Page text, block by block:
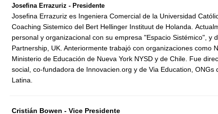
Josefina Errazuriz - Presidente
Josefina Errazuriz es Ingeniera Comercial de la Universidad
Coaching Sistemico del Bert Hellinger Instituut de Holanda.
personal y organizacional con su empresa "Espacio Sistémico",
Partnership, UK. Anteriormente trabajó con organizaciones como
Ministerio de Educación de Nueva York NYSD y de Chile. Fue
social, co-fundadora de Innovacien.org y de Via Education,
Latina.
Cristián Bowen - Vice Presidente